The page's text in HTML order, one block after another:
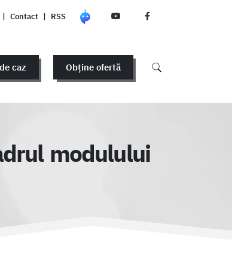
| Contact | RSS
caz Obține ofertă
modulului